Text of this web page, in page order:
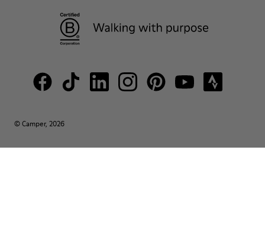
© Camper, 2026